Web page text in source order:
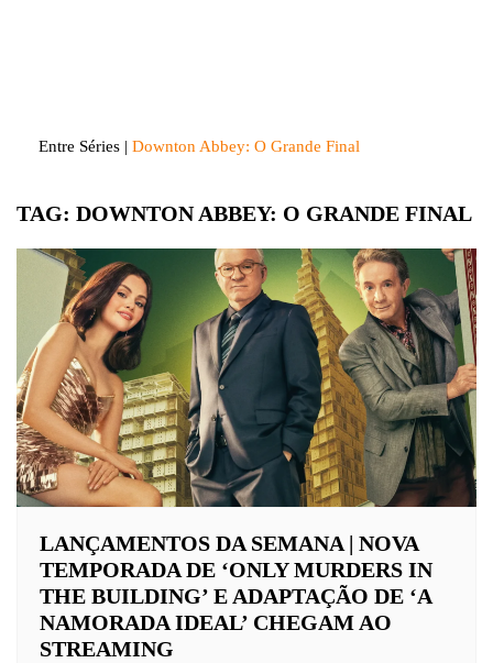
Entre Séries | Downton Abbey: O Grande Final
TAG: DOWNTON ABBEY: O GRANDE FINAL
LANÇAMENTOS DA SEMANA | NOVA
TEMPORADA DE ‘ONLY MURDERS IN
THE BUILDING’ E ADAPTAÇÃO DE ‘A
NAMORADA IDEAL’ CHEGAM AO
STREAMING